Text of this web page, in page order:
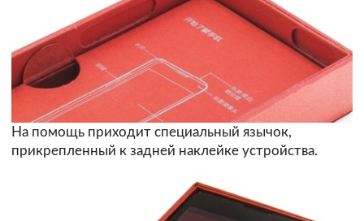
На помощь приходит специальный язычок,
прикрепленный к задней наклейке устройства.